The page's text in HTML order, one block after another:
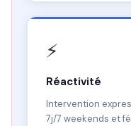
⚡
Réactivité
Intervention
7j/7 weekends et